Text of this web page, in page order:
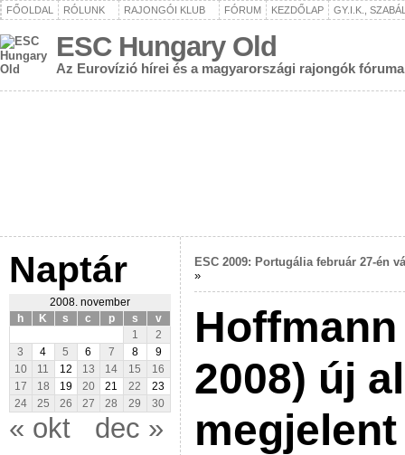
FŐOLDAL RÓLUNK RAJONGÓI KLUB FÓRUM KEZDŐLAP GY.I.K.,
ESC Hungary Old
Az Eurovízió hírei és a magyarországi rajongók fóruma
Naptár
2008. november
h
K s c p s
v
1
2
3
4 5 6 7 8
9
10
11 12 13 14 15
16
17
18 19 20 21 22
23
24
25 26 27 28 29 30
« okt dec »
ESC 2009: Portugália február 27-én
»
2008) új
megjelent